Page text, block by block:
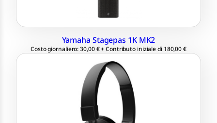
Yamaha Stagepas 1K MK2
Costo giornaliero: 30,00 € + Contributo iniziale di 180,00 €
Cuffie Bluetooth
Microfono integrato
11 ore di Autonomia
Frequenza 20Hz - 20kHz